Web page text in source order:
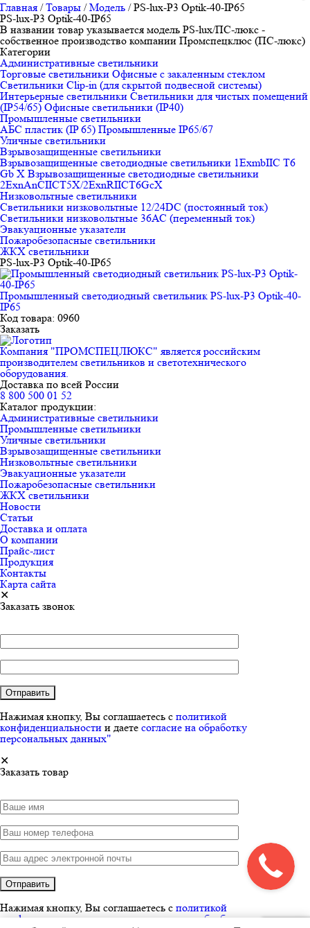
Главная /Товары /Модель /PS-lux-P3 Optik-40-IP65
PS-lux-P3 Optik-40-IP65
В названии товар указывается модель PS-lux/ПС-люкс -
собственное производство компании Промспецклюс (ПС-люкс)
Категории
Административные светильники
Торговые светильники Офисные с закаленным стеклом
Светильники Clip-in (для скрытой подвесной системы)
Интерьерные светильники Светильники для чистых помещений
(IP54/65) Офисные светильники (IP40)
Промышленные светильники
АБС пластик (IP 65) Промышленные IP65/67
Уличные светильники
Взрывозащищенные светильники
Взрывозащищенные светодиодные светильники 1ExmbIIC T6
Gb X Взрывозащищенные светодиодные светильники
2ЕхnAnCIICT5X/2ExnRIICT6GcX
Низковольтные светильники
Светильники низковольтные 12/24DC (постоянный ток)
Светильники низковольтные 36АС (переменный ток)
Эвакуационные указатели
Пожаробезопасные светильники
ЖКХ светильники
PS-lux-P3 Optik-40-IP65
Промышленный светодиодный светильник PS-lux-P3 Optik-40-
IP65
Код товара: 0960
Заказать
Компания "ПРОМСПЕЦЛЮКС" является российским
производителем светильников и светотехнического
оборудования.
Доставка по всей России
8 800 500 01 52
Каталог продукции:
Административные светильники
Промышленные светильники
Уличные светильники
Взрывозащищенные светильники
Низковольтные светильники
Эвакуационные указатели
Пожаробезопасные светильники
ЖКХ светильники
Новости
Статьи
Доставка и оплата
О компании
Прайс-лист
Продукция
Контакты
Карта сайта
✕
Заказать звонок
Нажимая кнопку, Вы соглашаетесь с политикой
конфиденциальности и даете согласие на обработку
персональных данных"
✕
Заказать товар
Нажимая кнопку, Вы соглашаетесь с политикой
конфиденциальностии даетесогласие на обработку